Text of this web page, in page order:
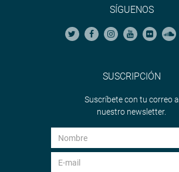
SÍGUENOS
SUSCRIPCIÓN
Suscríbete con tu correo a
nuestro newsletter.